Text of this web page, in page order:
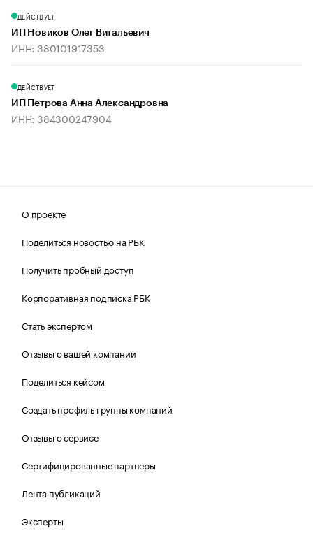
ДЕЙСТВУЕТ
ИП Новиков Олег Витальевич
ИНН: 380101917353
ДЕЙСТВУЕТ
ИП Петрова Анна Александровна
ИНН: 384300247904
О проекте
Поделиться новостью на РБК
Получить пробный доступ
Корпоративная подписка РБК
Стать экспертом
Отзывы о вашей компании
Поделиться кейсом
Создать профиль группы компаний
Отзывы о сервисе
Сертифицированные партнеры
Лента публикаций
Эксперты